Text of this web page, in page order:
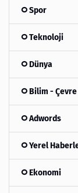
Spor
Teknoloji
Dünya
Bilim - Çevre
Adwords
Yerel
Ekonomi